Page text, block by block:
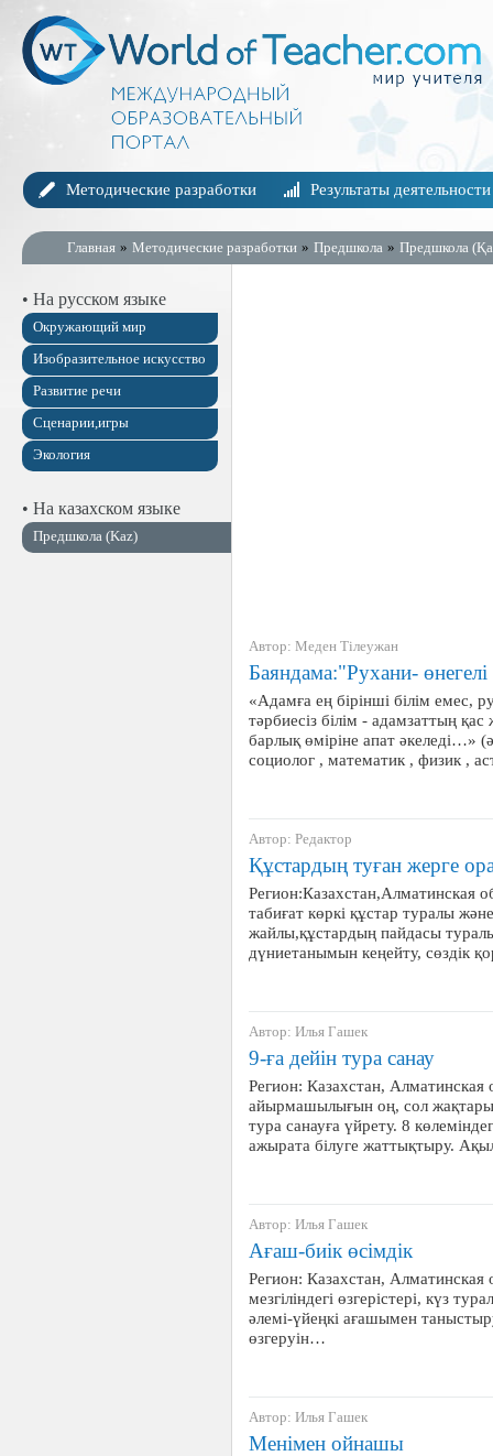
Методические разработки Результаты деятельности
Главная » Методические разработки » Предшкола » Предшкола
• На русском языке
Окружающий мир
Изобразительное искусство
Развитие речи
Сценарии,игры
Экология
• На казахском языке
Предшкола (Kaz)
Автор: Меден Тілеужан
Баяндама:"Рухани-
«Адамға ең бірінші білім емес,
тәрбиесіз білім - адамзаттың
барлық өміріне апат әкеледі…»
социолог , математик , физик ,
Автор: Редактор
Құстардың туған жерге
Регион:Казахстан,Алматинская
табиғат көркі құстар туралы
жайлы,құстардың пайдасы
дүниетанымын кеңейту, сөздік
Автор: Илья Гашек
9-ға дейін тура санау
Регион: Казахстан,
айырмашылығын оң, сол
тура санауға үйрету. 8
ажырата білуге жаттықтыру.
Автор: Илья Гашек
Ағаш-биік өсімдік
Регион: Казахстан, Алматинская
мезгіліндегі өзгерістері, күз
әлемі-үйеңкі ағашымен
өзгеруін…
Автор: Илья Гашек
Менімен ойнашы